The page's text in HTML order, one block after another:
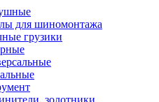
для шиномонтажа
грузики
золотники